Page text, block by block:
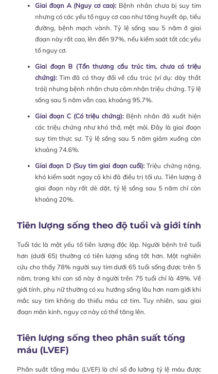
Giai đoạn A (Nguy cơ cao): Bệnh nhân chưa bị suy tim
nhưng có các yếu tố nguy cơ cao như tăng huyết áp, tiểu
đường, bệnh mạch vành. Tỷ lệ sống sau 5 năm ở giai
đoạn này rất cao, lên đến 97%, nếu kiểm soát tốt các yếu
tố nguy cơ.
Giai đoạn B (Tổn thương cấu trúc tim, chưa có triệu
chứng):Tim đã có thay đổi về cấu trúc (ví dụ: dày thất
trái) nhưng bệnh nhân chưa cảm nhận triệu chứng. Tỷ lệ
sống sau 5 năm vẫn cao, khoảng 95.7%.
Giai đoạn C (Có triệu chứng):Bệnh nhân đã xuất hiện
các triệu chứng như khó thở, mệt mỏi. Đây là giai đoạn
suy tim thực sự. Tỷ lệ sống sau 5 năm giảm xuống còn
khoảng 74.6%.
Giai đoạn D (Suy tim giai đoạn cuối): Triệu chứng nặng,
khó kiểm soát ngay cả khi đã điều trị tối ưu. Tiên lượng ở
giai đoạn này rất dè dặt, tỷ lệ sống sau 5 năm chỉ còn
khoảng 20%.
Tiên lượng sống theo độ tuổi và giới tính
Tuổi tác là một yếu tố tiên lượng độc lập. Người bệnh trẻ tuổi
hơn (dưới 65) thường có tiên lượng sống tốt hơn. Một nghiên
cứu cho thấy 78% người suy tim dưới 65 tuổi sống được trên 5
năm, trong khi con số này ở người trên 75 tuổi chỉ là 49%. Về
giới tính, phụ nữ thường có xu hướng sống lâu hơn nam giới khi
mắc suy tim không do thiếu máu cơ tim. Tuy nhiên, sau giai
đoạn mãn kinh, nguy cơ này có thể tăng lên.
Tiên lượng sống theo phân suất tống
máu (LVEF)
Phân suất tống máu (LVEF) là chỉ số đo lường tỷ lệ máu được